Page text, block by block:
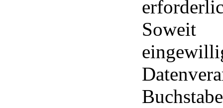
Soweit